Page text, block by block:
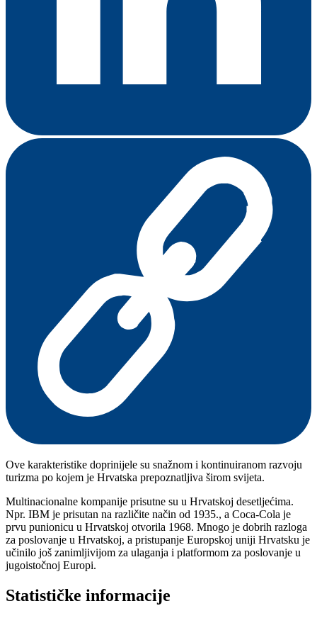
Ove karakteristike doprinijele su snažnom i kontinuiranom razvoju
turizma po kojem je Hrvatska prepoznatljiva širom svijeta.
Multinacionalne kompanije prisutne su u Hrvatskoj desetljećima.
Npr. IBM je prisutan na različite način od 1935., a Coca-Cola je
prvu punionicu u Hrvatskoj otvorila 1968. Mnogo je dobrih razloga
za poslovanje u Hrvatskoj, a pristupanje Europskoj uniji Hrvatsku je
učinilo još zanimljivijom za ulaganja i platformom za poslovanje u
jugoistočnoj Europi.
Statističke informacije